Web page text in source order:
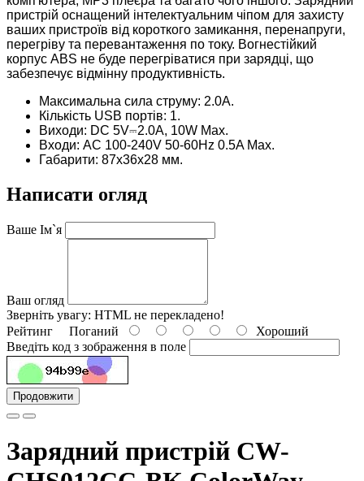
пристрій оснащений інтелектуальним чіпом для захисту
ваших пристроїв від короткого замикання, перенапруги,
перегріву та перевантаження по току. Вогнестійкий
корпус ABS не буде перегріватися при зарядці, що
забезпечує відмінну продуктивність.
Максимальна сила струму: 2.0A.
Кількість USB портів: 1.
Виходи: DC 5V⎓2.0A, 10W Max.
Входи: AC 100-240V 50-60Hz 0.5A Max.
Габарити: 87x36x28 мм.
Написати огляд
Ваше Ім`я
Ваш огляд
Зверніть увагу: HTML не перекладено!
Рейтинг Поганий
Хороший
Введіть код з зображення в поле
Продовжити
Зарядний пристрій CW-